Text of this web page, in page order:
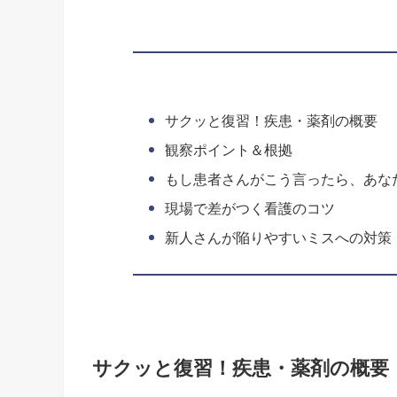
サクッと復習！疾患・薬剤の概要
観察ポイント＆根拠
もし患者さんがこう言ったら、あな
現場で差がつく看護のコツ
新人さんが陥りやすいミスへの対策
サクッと復習！疾患・薬剤の概要